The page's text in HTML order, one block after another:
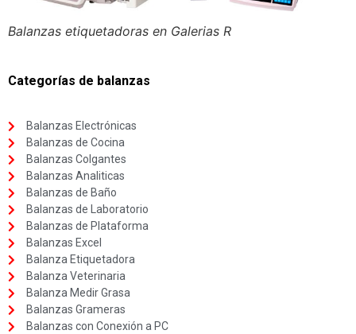
Balanzas etiquetadoras en Galerias R
Categorías de balanzas
Balanzas Electrónicas
Balanzas de Cocina
Balanzas Colgantes
Balanzas Analiticas
Balanzas de Baño
Balanzas de Laboratorio
Balanzas de Plataforma
Balanzas Excel
Balanza Etiquetadora
Balanza Veterinaria
Balanza Medir Grasa
Balanzas Grameras
Balanzas con Conexión a PC